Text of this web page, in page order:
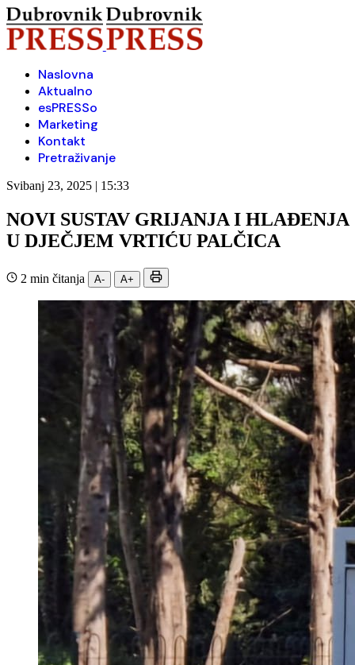
Naslovna
Aktualno
esPRESSo
Marketing
Kontakt
Pretraživanje
Svibanj 23, 2025 | 15:33
NOVI SUSTAV GRIJANJA I HLAĐENJA
U DJEČJEM VRTIĆU PALČICA
2 min čitanja A- A+